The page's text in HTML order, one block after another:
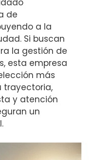
de
a la
Si buscan
la gestión de
esta empresa
más
trayectoria,
y atención
un